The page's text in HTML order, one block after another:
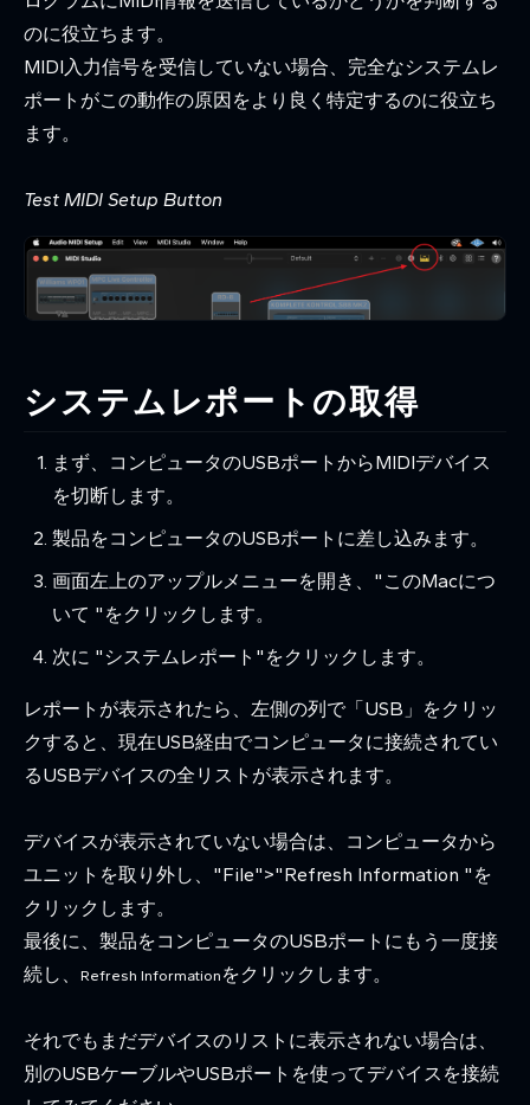
のに役立ちます。
MIDI入力信号を受信していない場合、完全なシステムレ
ポートがこの動作の原因をより良く特定するのに役立ち
ます。
Test MIDI Setup Button
システムレポートの取得
まず、コンピュータのUSBポートからMIDIデバイス
を切断します。
製品をコンピュータのUSBポートに差し込みます。
画面左上のアップルメニューを開き、"このMacにつ
いて "をクリックします。
次に "システムレポート"をクリックします。
レポートが表示されたら、左側の列で「USB」をクリッ
クすると、現在USB経由でコンピュータに接続されてい
るUSBデバイスの全リストが表示されます。
デバイスが表示されていない場合は、コンピュータから
ユニットを取り外し、"File">"Refresh Information "を
クリックします。
最後に、製品をコンピュータのUSBポートにもう一度接
続し、
Refresh Information をクリックします。
それでもまだデバイスのリストに表示されない場合は、
別のUSBケーブルやUSBポートを使ってデバイスを接続